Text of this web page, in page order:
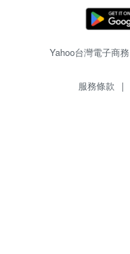
Yahoo台灣電子商
服務條款 |